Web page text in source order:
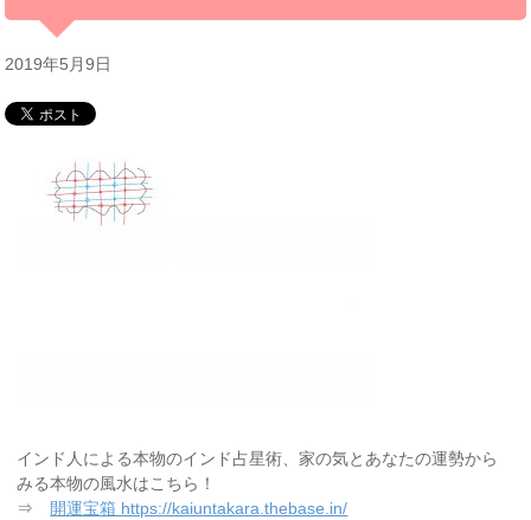
2019年5月9日
インド人による本物のインド占星術、家の気とあなたの運勢から
みる本物の風水はこちら！
⇒ 開運宝箱 https://kaiuntakara.thebase.in/